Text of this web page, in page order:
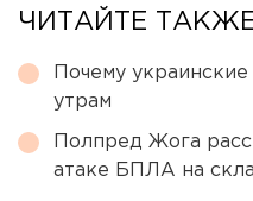
ЧИТАЙТЕ
Почему
утрам
Полпред Жога
атаке БПЛА на